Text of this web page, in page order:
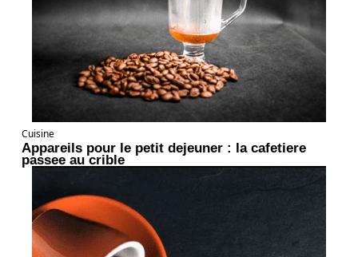
Cuisine
Appareils pour le petit dejeuner : la cafetiere
passee au crible